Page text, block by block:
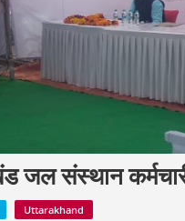
जल संस्थान
Uttarakhand